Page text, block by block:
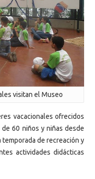
visitan el Museo
vacacionales ofrecidos
60 niños y niñas desde
de recreación y
actividades didácticas